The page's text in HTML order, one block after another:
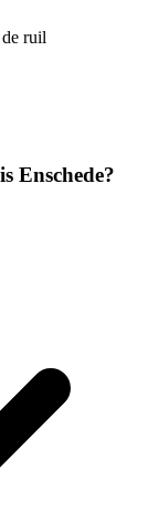
ruil
Enschede?